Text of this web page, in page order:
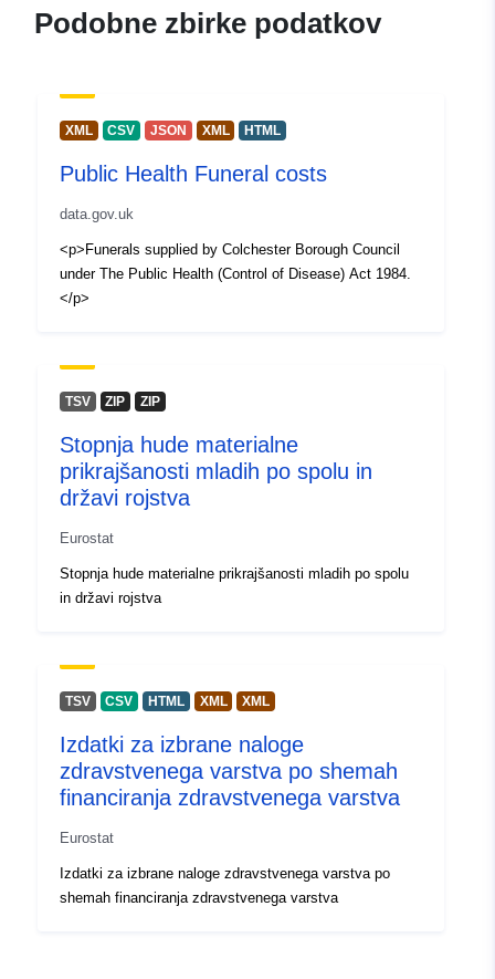
Podobne zbirke podatkov
XML CSV JSON XML HTML
Public Health Funeral costs
data.gov.uk
<p>Funerals supplied by Colchester Borough Council
under The Public Health (Control of Disease) Act 1984.
</p>
TSV ZIP ZIP
Stopnja hude materialne
prikrajšanosti mladih po spolu in
državi rojstva
Eurostat
Stopnja hude materialne prikrajšanosti mladih po spolu
in državi rojstva
TSV CSV HTML XML XML
Izdatki za izbrane naloge
zdravstvenega varstva po shemah
financiranja zdravstvenega varstva
Eurostat
Izdatki za izbrane naloge zdravstvenega varstva po
shemah financiranja zdravstvenega varstva